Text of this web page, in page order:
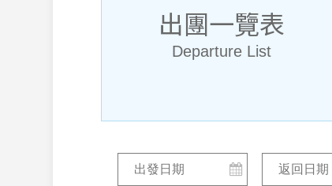
出團一覽表
Departure List